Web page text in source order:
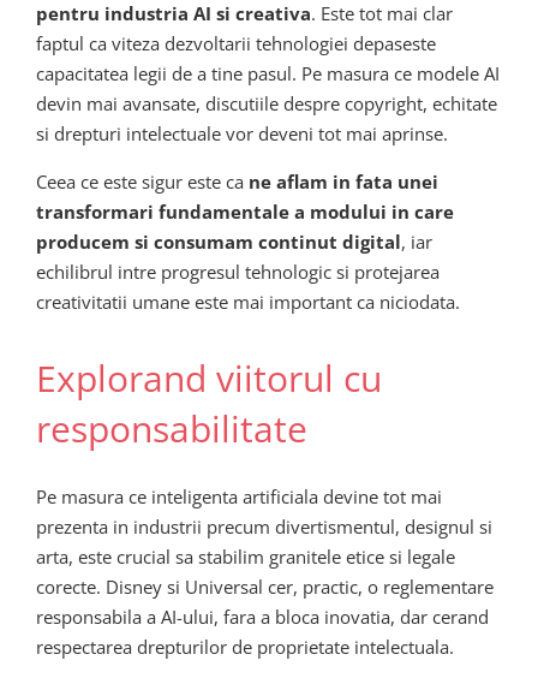
pentru industria AI si creativa. Este tot mai clar
faptul ca viteza dezvoltarii tehnologiei depaseste
capacitatea legii de a tine pasul. Pe masura ce modele AI
devin mai avansate, discutiile despre copyright, echitate
si drepturi intelectuale vor deveni tot mai aprinse.
Ceea ce este sigur este ca ne aflam in fata unei
transformari fundamentale a modului in care
producem si consumam continut digital, iar
echilibrul intre progresul tehnologic si protejarea
creativitatii umane este mai important ca niciodata.
Explorand viitorul cu
responsabilitate
Pe masura ce inteligenta artificiala devine tot mai
prezenta in industrii precum divertismentul, designul si
arta, este crucial sa stabilim granitele etice si legale
corecte. Disney si Universal cer, practic, o reglementare
responsabila a AI-ului, fara a bloca inovatia, dar cerand
respectarea drepturilor de proprietate intelectuala.